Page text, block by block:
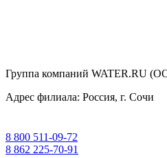
Группа компаний WATER.RU
Адрес филиала: Россия, г. Сочи
8 800 511-09-72
8 862 225-70-91